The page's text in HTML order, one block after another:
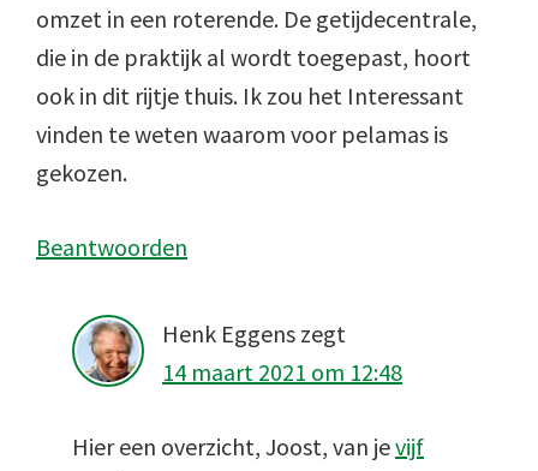
omzet in een roterende. De getijdecentrale,
die in de praktijk al wordt toegepast, hoort
ook in dit rijtje thuis. Ik zou het Interessant
vinden te weten waarom voor pelamas is
gekozen.
Beantwoorden
Henk Eggens zegt
14 maart 2021 om 12:48
Hier een overzicht, Joost, van jevijf